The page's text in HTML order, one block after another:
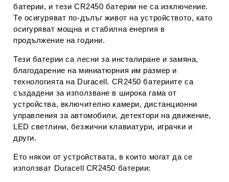
батерии, и тези CR2450 батерии не са изключение.
Те осигуряват по-дълъг живот на устройството, като
осигуряват мощна и стабилна енергия в
продължение на години.
Тези батерии са лесни за инсталиране и замяна,
благодарение на миниатюрния им размер и
технологията на Duracell. CR2450 батериите са
създадени за използване в широка гама от
устройства, включително камери, дистанционни
управления за автомобили, детектори на движение,
LED светлини, безжични клавиатури, играчки и
други.
Ето някои от устройствата, в които могат да се
използват Duracell CR2450 батерии: